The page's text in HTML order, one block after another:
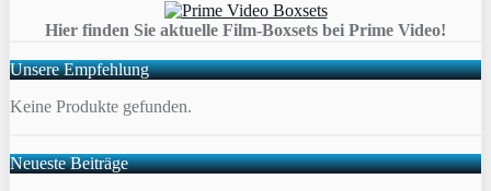
Hier finden Sie aktuelle Film-Boxsets bei Prime Video!
Unsere Empfehlung
Keine Produkte gefunden.
Neueste Beiträge